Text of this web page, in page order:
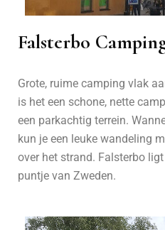
Falsterbo
Grote, ruime camping vlak
is het een schone, nette
een parkachtig terrein.
kun je een leuke wandeling
over het strand. Falsterbo
puntje van Zweden.